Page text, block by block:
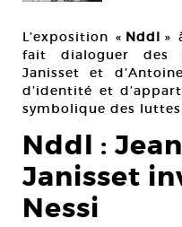
L’exposition « Nddl »
fait dialoguer des
Janisset et
d’identité et
symbolique des
Nddl :
Janisset
Nessi